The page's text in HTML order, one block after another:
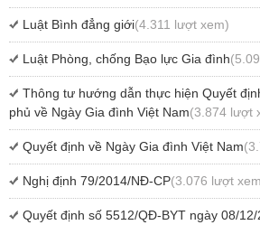
Luật Bình đẳng giới(4.311 lượt xem)
Luật Phòng, chống Bạo lực Gia đình
Thông tư hướng dẫn thực hiện Quyết
phủ về Ngày Gia đình Việt Nam(3.874 lượt
Quyết định về Ngày Gia đình Việt Nam
Nghị định 79/2014/NĐ-CP(3.076 lượt
Quyết định số 5512/QĐ-BYT ngày 08/